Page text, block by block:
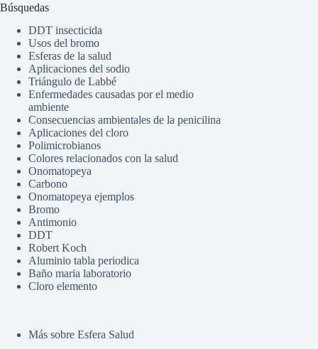
Búsquedas
DDT insecticida
Usos del bromo
Esferas de la salud
Aplicaciones del sodio
Triángulo de Labbé
Enfermedades causadas por el medio
ambiente
Consecuencias ambientales de la penicilina
Aplicaciones del cloro
Polimicrobianos
Colores relacionados con la salud
Onomatopeya
Carbono
Onomatopeya ejemplos
Bromo
Antimonio
DDT
Robert Koch
Aluminio tabla periodica
Baño maria laboratorio
Cloro elemento
Más sobre Esfera Salud